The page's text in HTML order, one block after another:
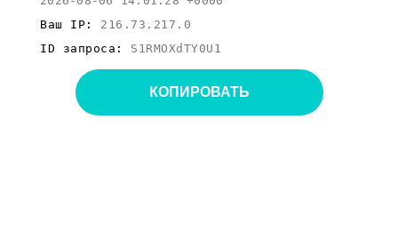
Ваш IP: 216.73.217.0
ID запроса: S1RMOXdTY0U1
КОПИРОВАТЬ